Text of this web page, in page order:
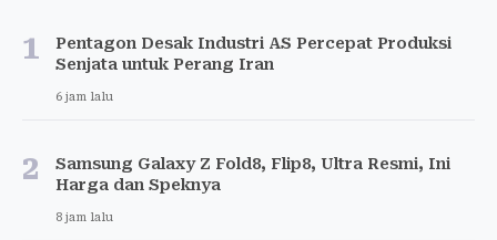
1
Pentagon Desak Industri AS Percepat Produksi
Senjata untuk Perang Iran
6 jam lalu
2
Samsung Galaxy Z Fold8, Flip8, Ultra Resmi, Ini
Harga dan Speknya
8 jam lalu